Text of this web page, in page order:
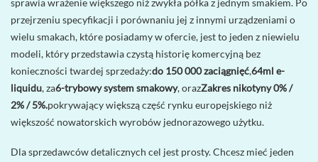
sprawia wrażenie większego niż zwykła półka z jednym smakiem. Po
przejrzeniu specyfikacji i porównaniu jej z innymi urządzeniami o
wielu smakach, które posiadamy w ofercie, jest to jeden z niewielu
modeli, który przedstawia czystą historię komercyjną bez
konieczności twardej sprzedaży:do 150 000 zaciągnięć,64ml e-
liquidu, za6-trybowy system smakowy, orazZakres nikotyny 0% /
2% / 5%.pokrywający większą część rynku europejskiego niż
większość nowatorskich wyrobów jednorazowego użytku.
Dla sprzedawców detalicznych cel jest prosty. Chcesz mieć jeden